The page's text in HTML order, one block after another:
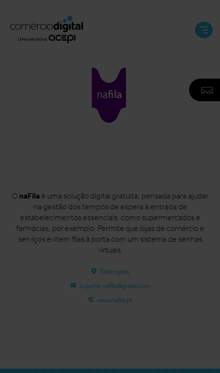
e
O naFila é uma solução digital gratuita, pensada para ajudar
na gestão dos tempos de espera à entrada de
estabelecimentos essenciais, como supermercados e
farmácias, por exemplo. Permite que lojas de comércio e
serviços evitem filas à porta com um sistema de senhas
virtuais.
Todo o país
suporte.nafila@gmail.com
www.nafila.pt